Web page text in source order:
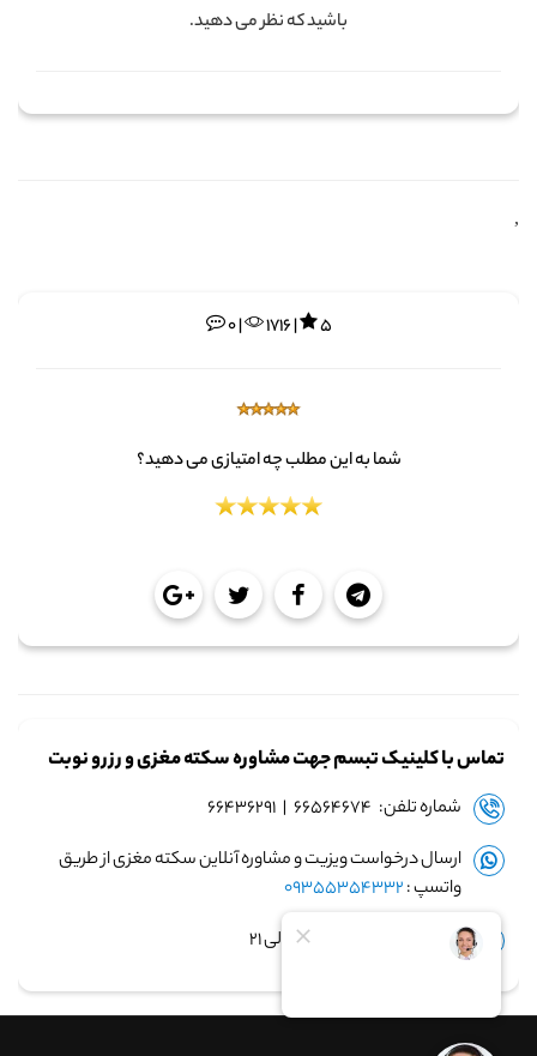
باشید که نظر می دهید.
,
0 | 1716 | 5
شما به این مطلب چه امتیازی می دهید؟
تماس با کلینیک تبسم جهت مشاوره سکته مغزی و رزرو نوبت
شماره تلفن: ۶۶۵۶۴۶۷۴ | ۶۶۴۳۶۲۹۱
ارسال درخواست ویزیت و مشاوره آنلاین سکته مغزی از طریق
واتسپ :09355354332
زمان پاسخگویی: ساعت ۹ الی ۲۱